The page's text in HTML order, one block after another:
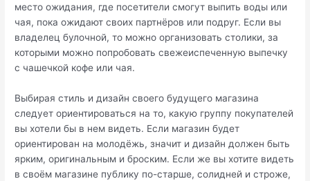
место ожидания, где посетители смогут выпить воды или
чая, пока ожидают своих партнёров или подруг. Если вы
владелец булочной, то можно организовать столики, за
которыми можно попробовать свежеиспеченную выпечку
с чашечкой кофе или чая.
Выбирая стиль и дизайн своего будущего магазина
следует ориентироваться на то, какую группу покупателей
вы хотели бы в нем видеть. Если магазин будет
ориентирован на молодёжь, значит и дизайн должен быть
ярким, оригинальным и броским. Если же вы хотите видеть
в своём магазине публику по-старше, солидней и строже,